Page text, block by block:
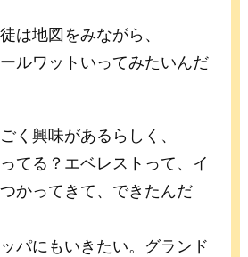
は地図をみながら、
ールワットいってみたいんだ
く興味があるらしく、
てる？エベレストって、イ
かってきて、できたんだ
パにもいきたい。グランド